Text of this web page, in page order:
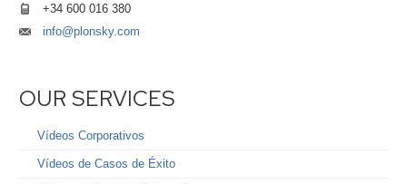
+34 600 016 380
info@plonsky.com
OUR SERVICES
Vídeos Corporativos
Vídeos de Casos de Éxito